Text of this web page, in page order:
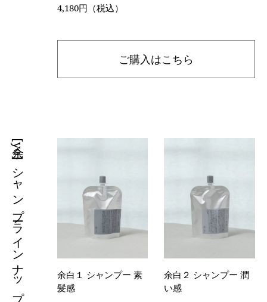
4,180円（税込）
ご購入はこちら
余[yo]シャンプーラインナップ
余白１ シャンプー 素
髪感
余白２ シャンプー 潤
い感